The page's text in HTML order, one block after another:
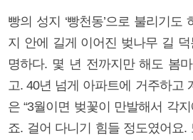
빵의 성지 ‘빵천동’으로 불리기도
지 안에 길게 이어진 벚나무 길
명하다. 몇 년 전까지만 해도 봄
고. 40년 넘게 아파트에 거주하고
은 “3월이면 벚꽃이 만발해서 각
죠. 걸어 다니기 힘들 정도였어요.